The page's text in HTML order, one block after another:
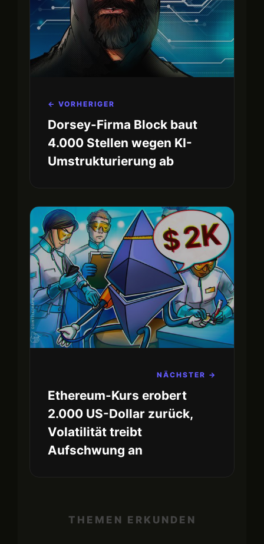
← VORHERIGER
Dorsey-Firma Block baut
4.000 Stellen wegen KI-
Umstrukturierung ab
NÄCHSTER →
Ethereum-Kurs erobert
2.000 US-Dollar zurück,
Volatilität treibt
Aufschwung an
THEMEN ERKUNDEN